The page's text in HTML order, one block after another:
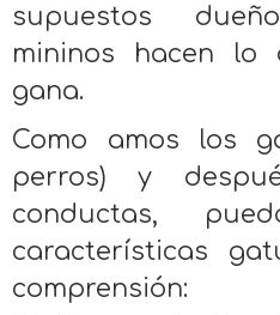
supuestos
mininos hacen lo
gana.
Como amos los
perros) y
conductas,
características
comprensión: